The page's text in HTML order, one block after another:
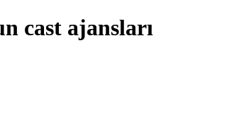
cast ajansları